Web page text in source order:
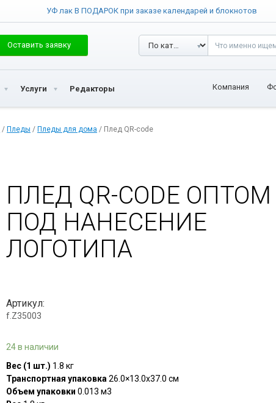
УФ лак В ПОДАРОК при заказе календарей и блокнотов
Оставить заявку
Услуги Редакторы Компания
/ Пледы / Пледы для дома / Плед QR-code
ПЛЕД QR-CODE ОПТОМ
ПОД НАНЕСЕНИЕ
ЛОГОТИПА
Артикул:
f.Z35003
24 в наличии
Вес (1 шт.) 1.8 кг
Транспортная упаковка 26.0×13.0x37.0 см
Объем упаковки 0.013 м3